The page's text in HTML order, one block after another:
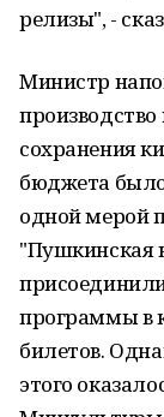
релизы", -
Министр
сохранения
бюджета
одной мерой
"Пушкинская
программы в
билетов.
этого